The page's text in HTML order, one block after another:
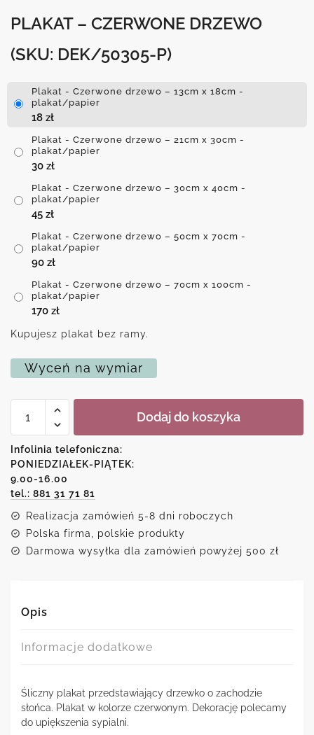
PLAKAT – CZERWONE DRZEWO
(SKU: DEK/50305-P)
Plakat - Czerwone drzewo – 13cm x 18cm -
plakat/papier
18 zł
Plakat - Czerwone drzewo – 21cm x 30cm -
plakat/papier
30 zł
Plakat - Czerwone drzewo – 30cm x 40cm -
plakat/papier
45 zł
Plakat - Czerwone drzewo – 50cm x 70cm -
plakat/papier
90 zł
Plakat - Czerwone drzewo – 70cm x 100cm -
plakat/papier
170 zł
Kupujesz plakat bez ramy.
Wyceń na wymiar
Plakat
drzewo
Dodaj do koszyka
Infolinia telefoniczna:
PONIEDZIAŁEK-PIĄTEK:
9.00-16.00
tel.: 881 31 71 81
Realizacja zamówień 5-8 dni roboczych
Polska firma, polskie produkty
Darmowa wysyłka dla zamówień powyżej 500 zł
Opis
Informacje dodatkowe
Śliczny plakat przedstawiający drzewko o zachodzie
słońca. Plakat w kolorze czerwonym. Dekorację polecamy
do upiększenia sypialni.